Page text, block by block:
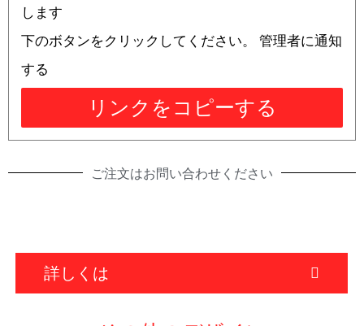
します
下のボタンをクリックしてください。 管理者に通知
する
リンクをコピーする
ご注文はお問い合わせください
詳しくは